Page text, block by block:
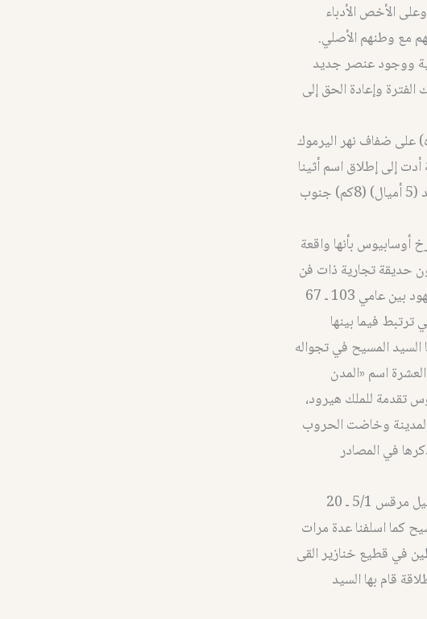
الأخص الأدباء
مع وطنهم الأصلي.
ووجود عنصر جديد
وإعادة الحق إلى
على ضفاف نهر اليرموك
أدت إلى إطلاق اسم أثينا
على بلدتهم، فعرفت في تلك الفترة باسم «أثينا سورية» وهي تقع على بعد (5 أميال) (8كم) جنوب
أوسابيوس بأنها واقعة
حديقة تجارية ذات فن
وترف، وقد احتلها أنتيوخوس الثالث السلوقي عام 218 ق. م واحتلها اليهود بين عامي 103 ـ 67
التي ترتبط فيما بينها
المسيح في تجواله
اسم «المدن
تقدمة للملك هيرود،
المدينة وخاضت الحروب
في المصادر
وقد ورد ذكر جداوا في الكتاب المقدس في إنجيل متى 8/28 ـ 34، وإنجيل مرقس 5/1 ـ 20
المسيح كما اسلفنا عدة مرات
في قطيع خنازير القى
قام بها السيد